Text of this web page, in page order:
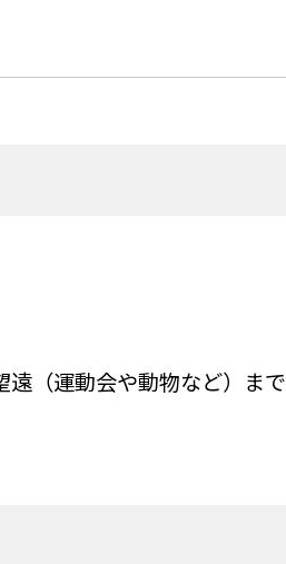
遠（運動会や動物など）まで